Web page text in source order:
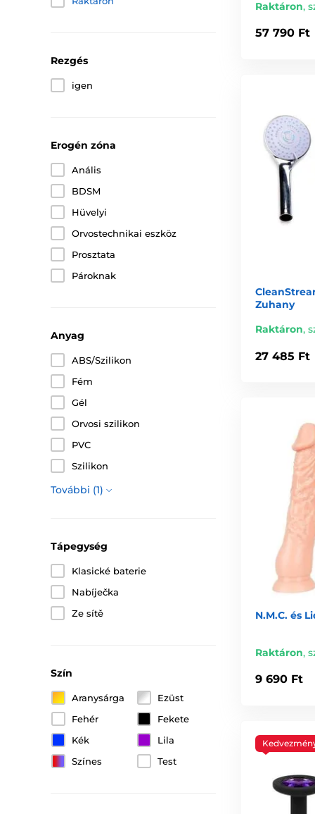
Rezgés
igen
Erogén zóna
Anális
BDSM
Hüvelyi
Orvostechnikai eszköz
Prosztata
Pároknak
Anyag
ABS/Szilikon
Fém
Gél
Orvosi szilikon
PVC
Szilikon
További (1)
Tápegység
Klasické baterie
Nabíječka
Ze sítě
Szín
Aranysárga
Ezüst
Fehér
Fekete
Kék
Lila
Színes
Test
Raktáron,
57 790 Ft
Zuhany
Raktáron,
27 485 Ft
N.M.C. és
Raktáron,
9 690 Ft